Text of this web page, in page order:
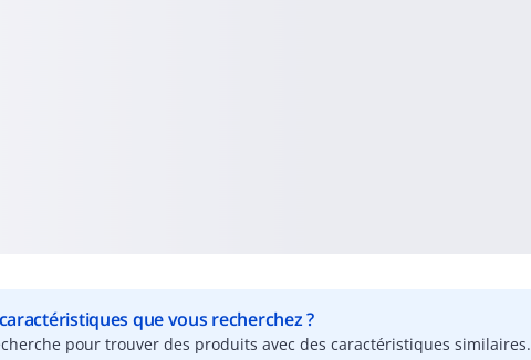
que vous recherchez ?
pour trouver des produits avec des caractéristiques similaires.